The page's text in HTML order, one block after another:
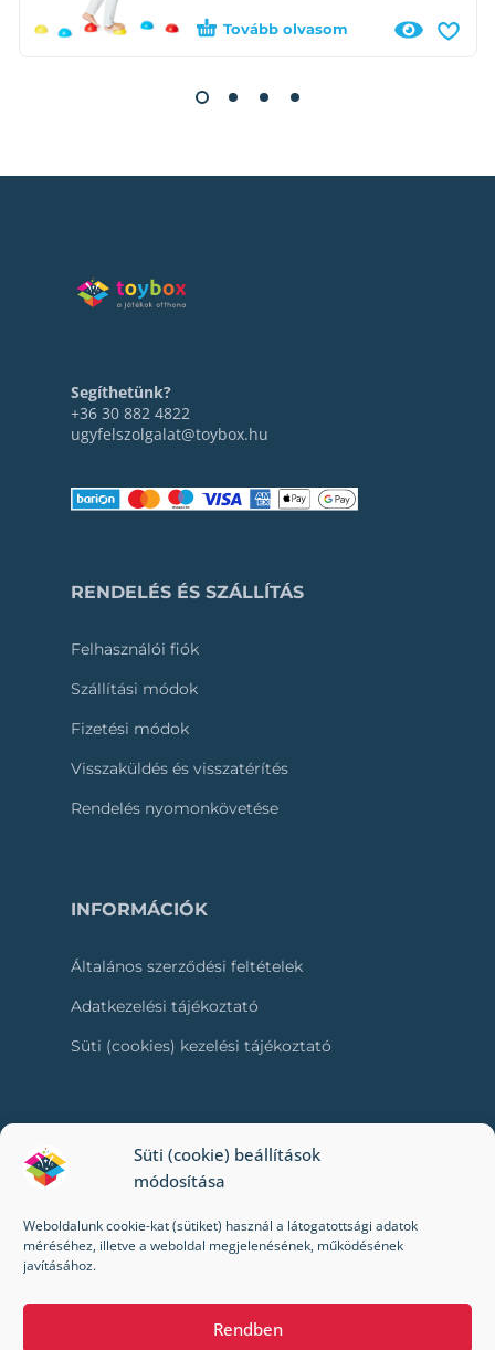
Süti (cookie) beállítások
módosítása
Weboldalunk cookie-kat (sütiket) használ a látogatottsági adatok
méréséhez, illetve a weboldal megjelenésének, működésének
javításához.
Rendben
Tovább olvasom
Segíthetünk?
+36 30 882 4822
ugyfelszolgalat@toybox.hu
RENDELÉS ÉS SZÁLLÍTÁS
Felhasználói fiók
Szállítási módok
Fizetési módok
Visszaküldés és visszatérítés
Rendelés nyomonkövetése
INFORMÁCIÓK
Általános szerződési feltételek
Adatkezelési tájékoztató
Süti (cookies) kezelési tájékoztató
RÓLUNK
Kik vagyunk mi?